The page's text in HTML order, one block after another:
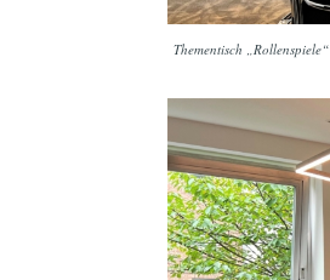
Thementisch „Rollenspiele“